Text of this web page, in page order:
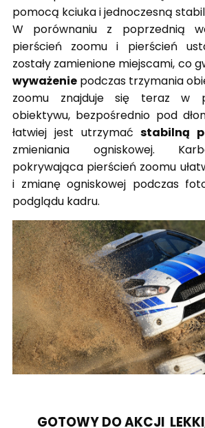
pomocą kciuka i jednoczesną
W porównaniu z poprzednią
pierścień zoomu i pierścień
zostały zamienione miejscami, co
wyważenie podczas trzymania
zoomu znajduje się teraz w
obiektywu, bezpośrednio pod
łatwiej jest utrzymaćstabilną
zmieniania ogniskowej.
pokrywająca pierścień zoomu
i zmianę ogniskowej podczas
podglądu kadru.
GOTOWY DO AKCJI